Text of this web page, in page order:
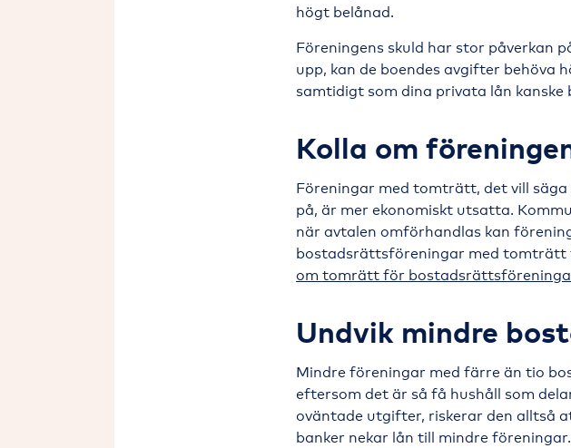
högt belånad.
Föreningens skuld har stor påverkan
upp, kan de boendes avgifter behöva
samtidigt som dina privata lån kanske
Kolla om
Föreningar med tomträtt, det vill
på, är mer ekonomiskt utsatta.
när avtalen omförhandlas kan
bostadsrättsföreningar med tomträtt
om tomrätt för
Undvik mindre
Mindre föreningar med färre än tio
eftersom det är så få hushåll som
oväntade utgifter, riskerar den alltså
banker nekar lån till mindre